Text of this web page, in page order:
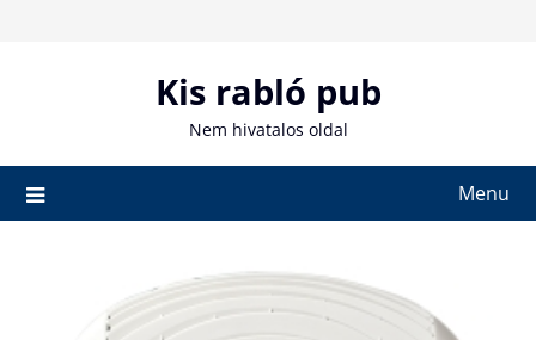
Kis rabló pub
Nem hivatalos oldal
Menu